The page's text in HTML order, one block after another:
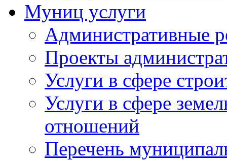
Муниц услуги
Административные
Проекты
Услуги в сфере
Услуги в сфере
отношений
Перечень